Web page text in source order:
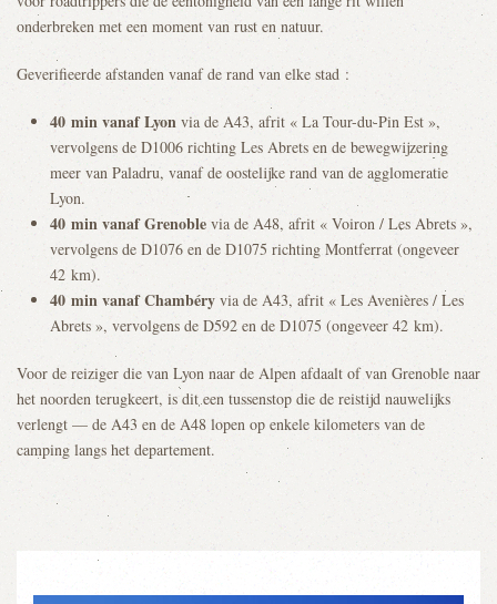
onderbreken met een moment van rust en natuur.
Geverifieerde afstanden vanaf de rand van elke stad :
40 min vanaf Lyon via de A43, afrit « La Tour-du-Pin Est »,
vervolgens de D1006 richting Les Abrets en de bewegwijzering
meer van Paladru, vanaf de oostelijke rand van de agglomeratie
Lyon.
40 min vanaf Grenoble via de A48, afrit « Voiron / Les Abrets »,
vervolgens de D1076 en de D1075 richting Montferrat (ongeveer
42 km).
40 min vanaf Chambéry via de A43, afrit « Les Avenières / Les
Abrets », vervolgens de D592 en de D1075 (ongeveer 42 km).
Voor de reiziger die van Lyon naar de Alpen afdaalt of van Grenoble naar
het noorden terugkeert, is dit een tussenstop die de reistijd nauwelijks
verlengt — de A43 en de A48 lopen op enkele kilometers van de
camping langs het departement.